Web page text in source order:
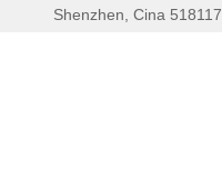
Shenzhen, Cina 518117